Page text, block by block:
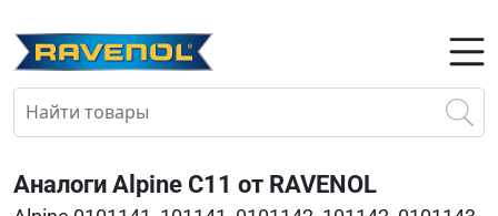
Аналоги Alpine C11 от RAVENOL